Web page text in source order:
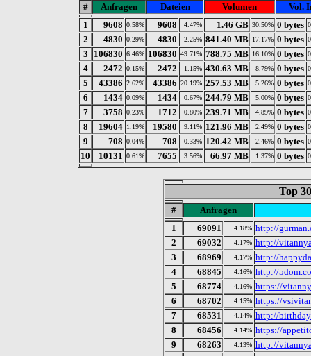
# Anfragen Dateien Volumen
Vol.
1
9608 0.58% 9608 4.47% 1.46 GB 30.50% 0 bytes
2 4830 0.29% 4830 2.25% 841.40 MB 17.17% 0 bytes
3 106830 6.46% 106830 49.71% 788.75 MB 16.10% 0 bytes
4 2472 0.15% 2472 1.15% 430.63 MB 8.79% 0 bytes
5 43386 2.62% 43386 20.19% 257.53 MB 5.26% 0 bytes
6 1434 0.09% 1434 0.67% 244.79 MB 5.00% 0 bytes
7 3758 0.23% 1712 0.80% 239.71 MB 4.89% 0 bytes
8 19604 1.19% 19580 9.11% 121.96 MB 2.49% 0 bytes
9 708 0.04% 708 0.33% 120.42 MB 2.46% 0 bytes
10 10131 0.61% 7655 3.56% 66.97 MB 1.37% 0 bytes
Top
#
Anfragen
1
69091 4.18% http://
2
69032 4.17% http://
3
68969 4.17% http://
4
68845 4.16% http://
5
68774 4.16% https://
6
68702 4.15% https://
7
68531 4.14% http://
8
68456 4.14% https://
9
68263 4.13% http://